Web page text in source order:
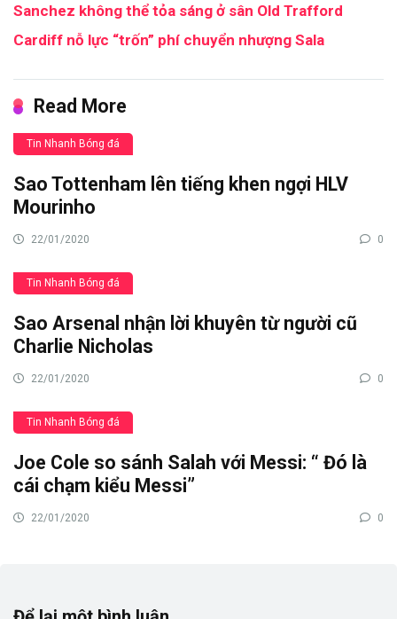
Sanchez không thể tỏa sáng ở sân Old Trafford
Cardiff nỗ lực “trốn” phí chuyển nhượng Sala
Read More
Tin Nhanh Bóng đá
Sao Tottenham lên tiếng khen ngợi HLV
Mourinho
22/01/2020 0
Tin Nhanh Bóng đá
Sao Arsenal nhận lời khuyên từ người cũ
Charlie Nicholas
22/01/2020 0
Tin Nhanh Bóng đá
Joe Cole so sánh Salah với Messi: “ Đó là
cái chạm kiểu Messi”
22/01/2020 0